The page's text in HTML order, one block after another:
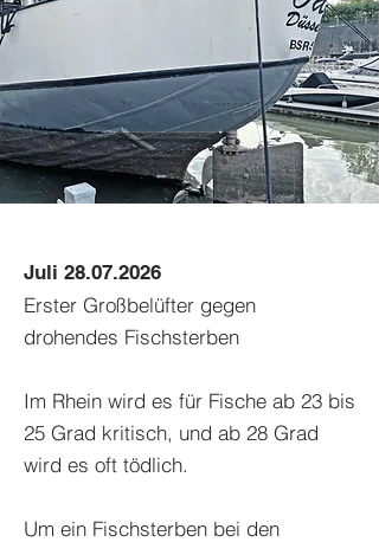
Juli 28.07.2026
Erster Großbelüfter gegen
drohendes Fischsterben
Im Rhein wird es für Fische ab 23 bis
25 Grad kritisch, und ab 28 Grad
wird es oft tödlich.
Um ein Fischsterben bei den